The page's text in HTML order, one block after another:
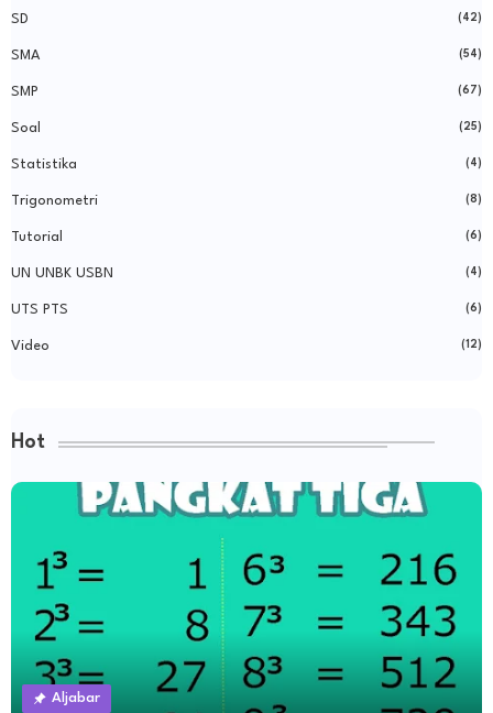
SD (42)
SMA (54)
SMP (67)
Soal (25)
Statistika (4)
Trigonometri (8)
Tutorial (6)
UN UNBK USBN (4)
UTS PTS (6)
Video (12)
Hot
Aljabar